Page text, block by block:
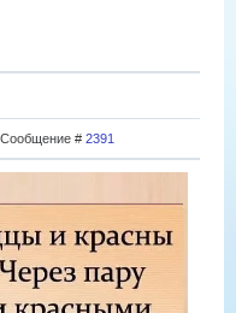
Сообщение # 2391